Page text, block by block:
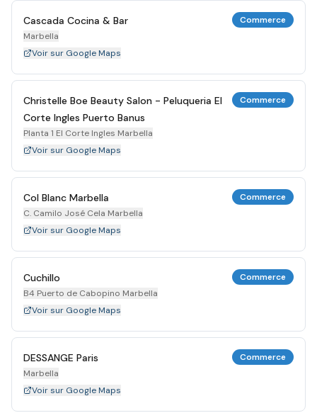
Cascada Cocina & Bar
Marbella
Commerce
Voir sur Google Maps
Christelle Boe Beauty Salon - Peluqueria El
Corte Ingles Puerto Banus
Planta 1 El Corte Ingles Marbella
Commerce
Voir sur Google Maps
Col Blanc Marbella
C. Camilo José Cela Marbella
Commerce
Voir sur Google Maps
Cuchillo
B4 Puerto de Cabopino Marbella
Commerce
Voir sur Google Maps
DESSANGE Paris
Marbella
Commerce
Voir sur Google Maps